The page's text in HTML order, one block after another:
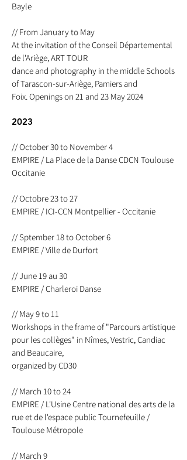
Bayle
// From January to May
At the invitation of the Conseil Départemental
de l'Ariège, ART TOUR
dance and photography in the middle Schools
of Tarascon-sur-Ariège, Pamiers and
Foix. Openings on 21 and 23 May 2024
2023
// October 30 to November 4
EMPIRE / La Place de la Danse CDCN Toulouse
Occitanie
// Octobre 23 to 27
EMPIRE / ICI-CCN Montpellier - Occitanie
​// Sptember 18 to October 6
EMPIRE / Ville de Durfort
// June 19 au 30
EMPIRE / Charleroi Danse
// May 9 to 11
Workshops in the frame of "Parcours artistique
pour les collèges" in Nîmes, Vestric, Candiac
and Beaucaire,
organized by CD30
// March 10 to 24
EMPIRE / L'Usine Centre national des arts de la
rue et de l'espace public Tournefeuille /
Toulouse Métropole
// March 9